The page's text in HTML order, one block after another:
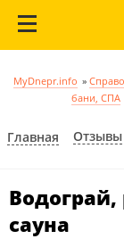
MyDnepr.info »
бани, СПА
Главная Отзывы
сауна